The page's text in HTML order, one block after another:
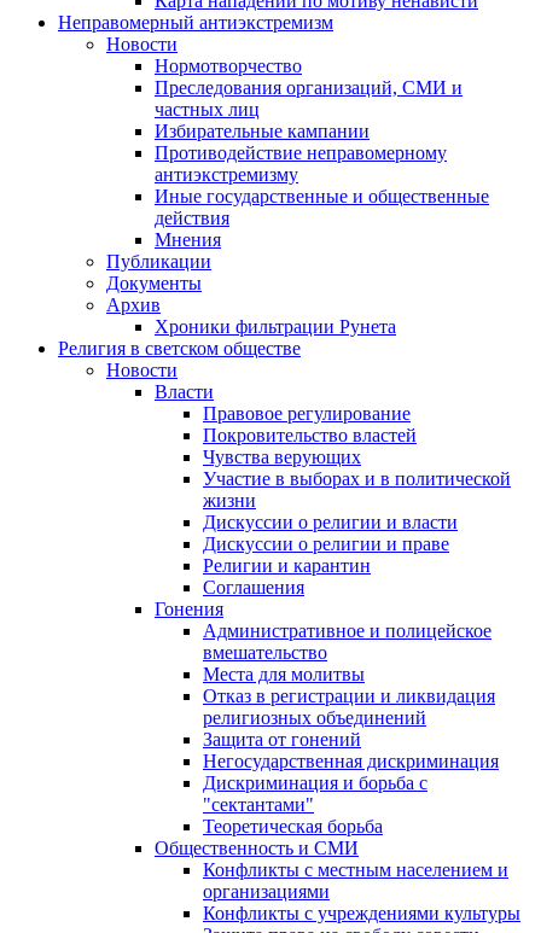
Неправомерный антиэкстремизм
Новости
Нормотворчество
Преследования организаций, СМИ и
частных лиц
Избирательные кампании
Противодействие неправомерному
антиэкстремизму
Иные государственные и общественные
действия
Мнения
Публикации
Документы
Архив
Хроники фильтрации Рунета
Религия в светском обществе
Новости
Власти
Правовое регулирование
Покровительство властей
Чувства верующих
Участие в выборах и в политической
жизни
Дискуссии о религии и власти
Дискуссии о религии и праве
Религии и карантин
Соглашения
Гонения
Административное и полицейское
вмешательство
Места для молитвы
Отказ в регистрации и ликвидация
религиозных объединений
Защита от гонений
Негосударственная дискриминация
Дискриминация и борьба с
"сектантами"
Теоретическая борьба
Общественность и СМИ
Конфликты с местным населением и
организациями
Конфликты с учреждениями культуры